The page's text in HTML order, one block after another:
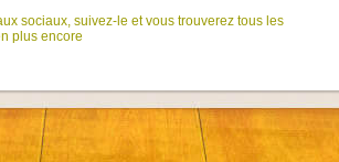
sociaux, suivez-le et vous trouverez tous les
plus encore